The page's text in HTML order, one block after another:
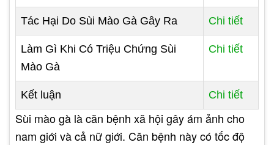
Tác Hại Do Sùi Mào Gà Gây Ra Chi tiết
Làm Gì Khi Có Triệu Chứng Sùi
Mào Gà
Chi tiết
Kết luận Chi tiết
Sùi mào gà là căn bệnh xã hội gây ám ảnh cho
nam giới và cả nữ giới. Căn bệnh này có tốc độ